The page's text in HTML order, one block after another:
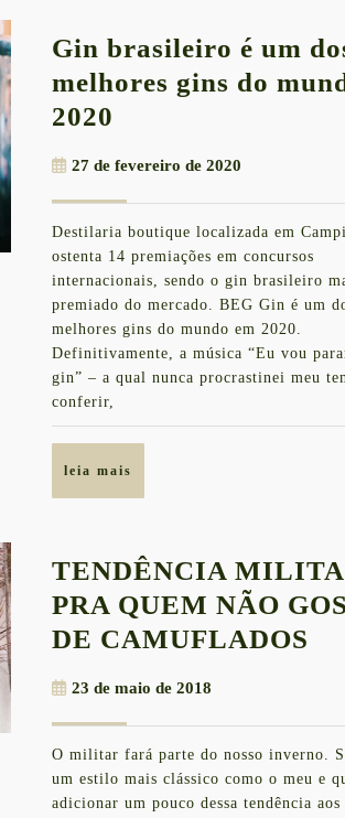
Gin brasileiro é um
melhores gins do
2020
é
um
dos
6
melhores
gins
do
em
2020
27 de fevereiro de 2020
de
2020
Destilaria boutique localizada em
ostenta 14 premiações em concursos
internacionais, sendo o gin brasileiro
premiado do mercado. BEG Gin é um
melhores gins do mundo em 2020.
Definitivamente, a música “Eu vou
gin” – a qual nunca procrastinei meu
conferir,
leia mais
TENDÊNCIA
PRA QUEM NÃO
DE CAMUFLADOS
23 de maio de 2018
de
2018
O militar fará parte do nosso inverno.
um estilo mais clássico como o meu e
adicionar um pouco dessa tendência